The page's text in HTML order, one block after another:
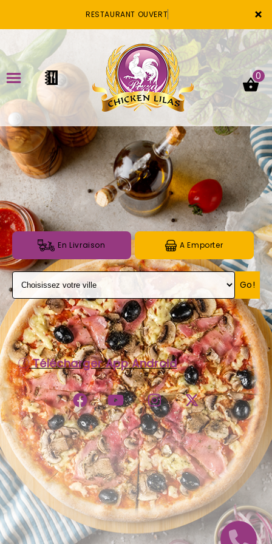
×
RESTAURANT OUVERT
ACCUEIL
LA CARTE
VOTRE COMPTE
NOTRE RESTAURANT
VOS AVIS
MENTIONS LÉGALES
0
En Livraison A Emporter
Go!
Télécharger App Android